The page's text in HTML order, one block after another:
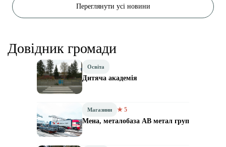
Переглянути усі новини
Довідник громади
Освіта
Дитяча академія
Магазини ★ 5
Мена, металобаза АВ метал груп